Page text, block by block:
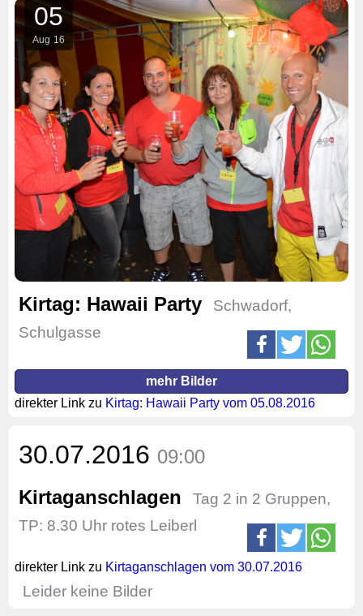
05
Aug 16
Kirtag: Hawaii Party
Schwadorf,
Schulgasse
mehr Bilder
direkter Link zu Kirtag: Hawaii Party vom 05.08.2016
30.07.2016 09:00
Kirtaganschlagen
Tag 2 in 2 Gruppen,
TP: 8.30 Uhr rotes Leiberl
direkter Link zu Kirtaganschlagen vom 30.07.2016
Leider keine Bilder